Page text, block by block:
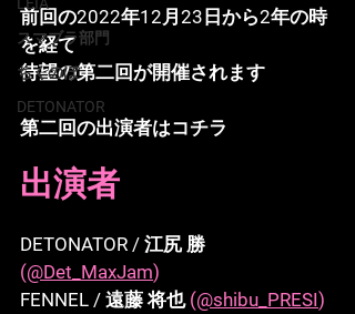
スマブラ部門
ちくのぼ
DETONATOR
前回の2022年12月23日から2年の時
を経て
待望の第二回が開催されます
第二回の出演者はコチラ
出演者
DETONATOR / 江尻 勝
(@Det_MaxJam)
FENNEL / 遠藤 将也 (@shibu_PRESI)